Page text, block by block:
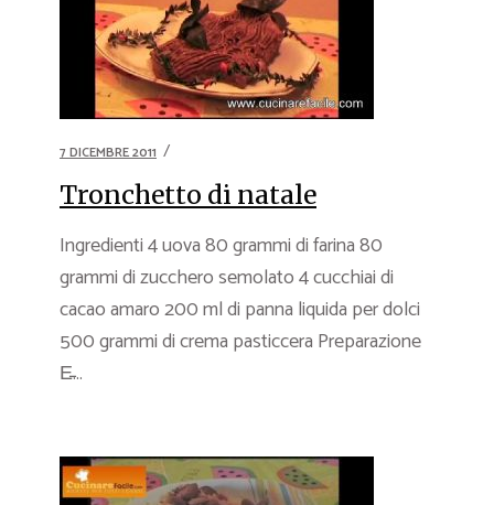
7 DICEMBRE 2011
Tronchetto di natale
Ingredienti 4 uova 80 grammi di farina 80
grammi di zucchero semolato 4 cucchiai di
cacao amaro 200 ml di panna liquida per dolci
500 grammi di crema pasticcera Preparazione
E̵...